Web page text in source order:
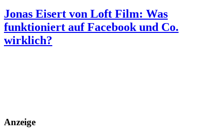
Jonas Eisert von Loft Film: Was
funktioniert auf Facebook und Co.
wirklich?
Anzeige